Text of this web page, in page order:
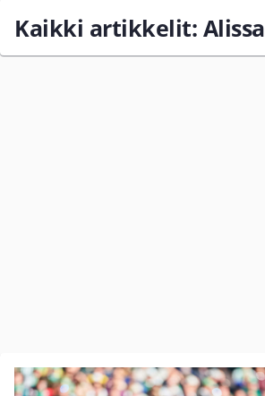
Kaikki artikkelit: